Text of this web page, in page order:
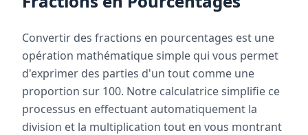
Convertir des fractions en pourcentages est une
opération mathématique simple qui vous permet
d'exprimer des parties d'un tout comme une
proportion sur 100. Notre calculatrice simplifie ce
processus en effectuant automatiquement la
division et la multiplication tout en vous montrant